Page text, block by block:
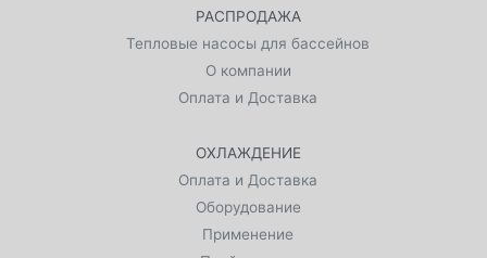
РАСПРОДАЖА
Тепловые насосы для бассейнов
О компании
Оплата и Доставка
ОХЛАЖДЕНИЕ
Оплата и Доставка
Оборудование
Применение